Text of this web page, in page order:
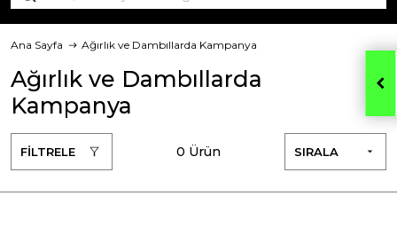
Ana Sayfa Ağırlık ve Dambıllarda Kampanya
Ağırlık ve Dambıllarda
Kampanya
FİLTRELE SIRALA
0 Ürün